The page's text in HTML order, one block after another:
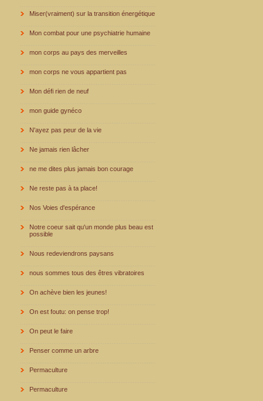
Miser(vraiment) sur la transition énergétique
Mon combat pour une psychiatrie humaine
mon corps au pays des merveilles
mon corps ne vous appartient pas
Mon défi rien de neuf
mon guide gynéco
N'ayez pas peur de la vie
Ne jamais rien lâcher
ne me dites plus jamais bon courage
Ne reste pas à ta place!
Nos Voies d'espérance
Notre coeur sait qu'un monde plus beau est
possible
Nous redeviendrons paysans
nous sommes tous des êtres vibratoires
On achève bien les jeunes!
On est foutu: on pense trop!
On peut le faire
Penser comme un arbre
Permaculture
Permaculture